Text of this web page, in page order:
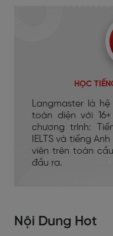
HỌC
Langmaster là
toàn diện với
chương trình:
IELTS và tiếng
viên trên toàn
đầu ra.
Nội Dung Hot